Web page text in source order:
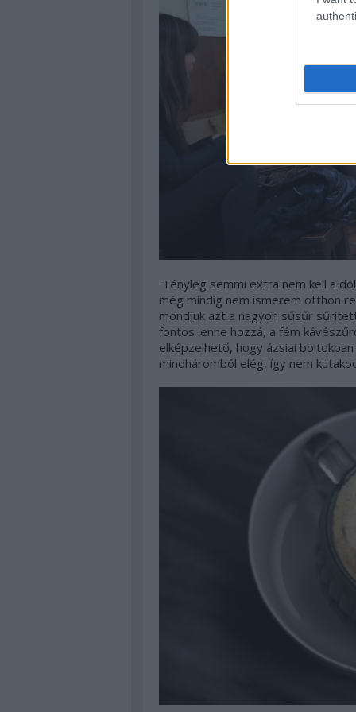
Tényleg semmi extra nem kell a
még mindig nem ismerem otthon
mondjuk azt a nagyon sűsűr
fontos lenne hozzá, a fém
elképzelhető, hogy ázsiai
mindháromból elég, így nem